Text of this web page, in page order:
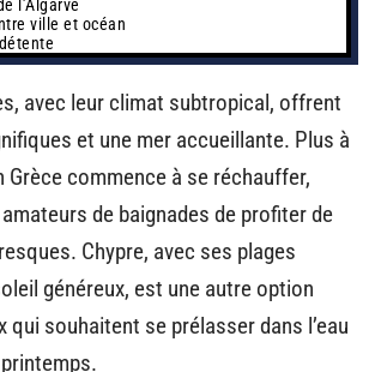
l’Algarve
ville et océan
avec leur climat subtropical, offrent
et une mer accueillante. Plus à
Grèce commence à se réchauffer,
de baignades de profiter de
Chypre, avec ses plages
généreux, est une autre option
qui souhaitent se prélasser dans l’eau